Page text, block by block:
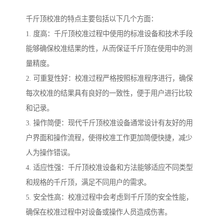
千斤顶校准的特点主要包括以下几个方面：
1. 度高：千斤顶校准过程中使用的标准设备和技术手段
能够确保校准结果的性，从而保证千斤顶在使用中的测
量精度。
2. 可重复性好：校准过程严格按照标准程序进行，确保
每次校准的结果具有良好的一致性，便于用户进行比较
和记录。
3. 操作简便：现代千斤顶校准设备通常设计有友好的用
户界面和操作流程，使得校准工作更加简便快捷，减少
人为操作错误。
4. 适应性强：千斤顶校准设备和方法能够适应不同类型
和规格的千斤顶，满足不同用户的需求。
5. 安全性高：校准过程中会考虑到千斤顶的安全性能，
确保在校准过程中对设备或操作人员造成伤害。